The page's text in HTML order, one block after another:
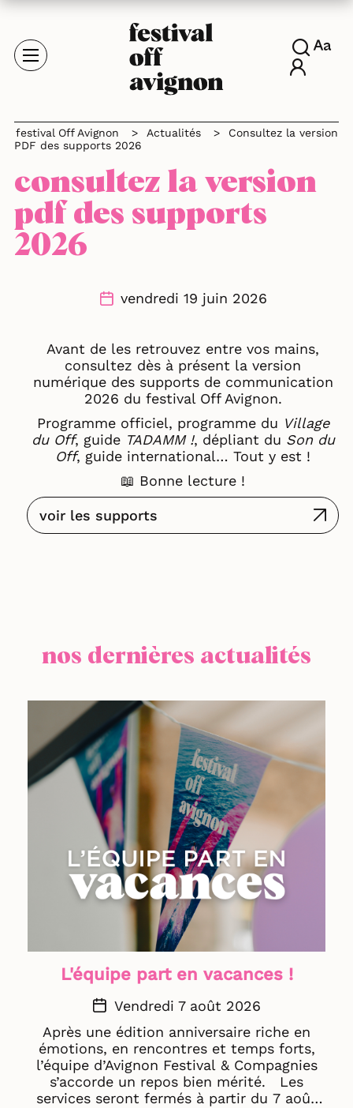
festival Off Avignon > Actualités >
Consultez la version
PDF des supports 2026
consultez la version
pdf des supports
2026
vendredi 19 juin 2026
Avant de les retrouvez entre vos mains,
consultez dès à présent la version
numérique des supports de communication
2026 du festival Off Avignon.
Programme officiel, programme du Village
du Off, guide TADAMM !, dépliant du Son du
Off, guide international… Tout y est !
📖 Bonne lecture !
voir les supports
nos dernières actualités
L'équipe part en vacances !
Vendredi 7 août 2026
Après une édition anniversaire riche en
émotions, en rencontres et temps forts,
l’équipe d’Avignon Festival & Compagnies
s’accorde un repos bien mérité. Les
services seront fermés à partir du 7 août